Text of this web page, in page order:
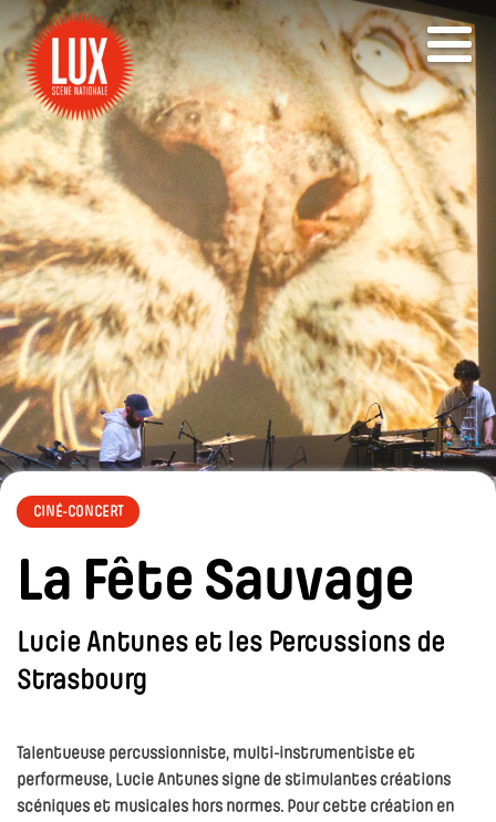
CINÉ-CONCERT
La Fête Sauvage
Lucie Antunes et les Percussions de
Strasbourg
Talentueuse percussionniste, multi-instrumentiste et
performeuse, Lucie Antunes signe de stimulantes créations
scéniques et musicales hors normes. Pour cette création en